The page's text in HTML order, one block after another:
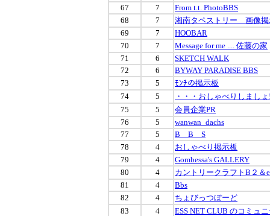
67
7
From t.t. PhotoBBS
68
7
湘南タペストリー 画像掲
69
7
HOOBAR
70
7
Message for me .... 佐藤の家
71
6
SKETCH WALK
72
6
BYWAY PARADISE BBS
73
5
ﾓﾝﾁの掲示板
74
5
・・・おしゃべりしまし
75
5
会員企業PR
76
5
wanwan_dachs
77
5
B B S
78
4
おしゃべり掲示板
79
4
Gombessa's GALLERY
80
4
カントリークラフトB２＆
81
4
Bbs
82
4
ちょびっつぼーど
83
4
ESS NET CLUB のコミュ